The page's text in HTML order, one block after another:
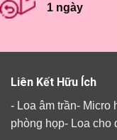
1 ngày
Liên Kết Hữu Ích
- Loa âm trần- Micro
phòng họp- Loa cho